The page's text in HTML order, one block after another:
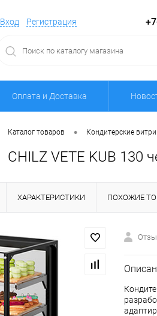
Вход Регистрация
Оплата и Доставка
Каталог товаров • Кондитерские
CHILZ VETE KUB 130
ХАРАКТЕРИСТИКИ ПОХОЖИЕ